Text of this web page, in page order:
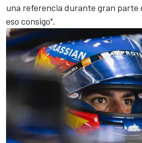
una referencia durante gran parte
eso consigo".